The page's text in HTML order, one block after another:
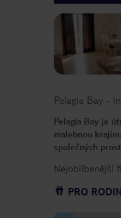
Previous
Pelagia Bay -
Pelagia Bay je
malebnou
společných
Nejoblíbenější
PRO